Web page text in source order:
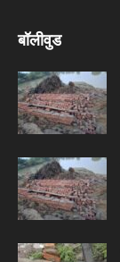
बॉलीवुड